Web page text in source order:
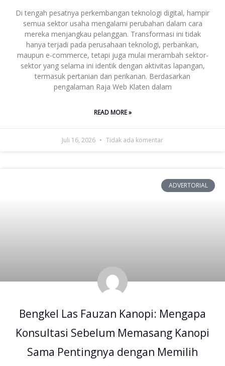
Di tengah pesatnya perkembangan teknologi digital, hampir
semua sektor usaha mengalami perubahan dalam cara
mereka menjangkau pelanggan. Transformasi ini tidak
hanya terjadi pada perusahaan teknologi, perbankan,
maupun e-commerce, tetapi juga mulai merambah sektor-
sektor yang selama ini identik dengan aktivitas lapangan,
termasuk pertanian dan perikanan. Berdasarkan
pengalaman Raja Web Klaten dalam
READ MORE »
Juli 16, 2026 Tidak ada komentar
ADVERTORIAL
Bengkel Las Fauzan Kanopi: Mengapa
Konsultasi Sebelum Memasang Kanopi
Sama Pentingnya dengan Memilih